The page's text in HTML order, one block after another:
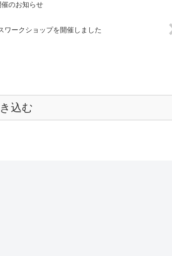
のお知らせ
ワークショップを開催しました
込む